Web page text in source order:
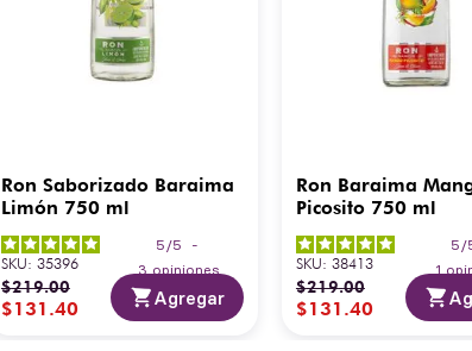
Ron Saborizado Baraima
Limón 750 ml
5 /5
-
3 opiniones
SKU: 35396
$219.00
$131 .40 Agregar
Ron Baraima
Picosito 750 ml
5 /
1
SKU: 38413
$219.00
$131 .40